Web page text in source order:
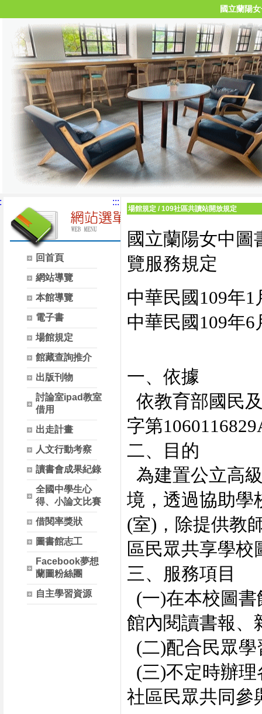
國立蘭陽
回首頁
網站導覽
本館導覽
電子書
場館規定
館藏查詢推介
出版刊物
討論室ipad教室
借用
出走計畫
人文行動考察
讀書會成果紀錄
全國中學生心
得、小論文比賽
借閱率獎狀
圖書館志工
Facebook夢想
蘭圖粉絲團
自主學習資源
:::
場館規定 /109社區共讀站開放規定
國立蘭陽女中
覽服務規定
中華民國109年1
中華民國109年6
一、依據
依教育部國民
字第
二、目的
為建置公立高
境，透過協助學
(室)，除提供教
區民眾共享學
三、服務項目
(一)在本校圖
館內閱讀書報、
(二)配合民眾
(三)不定時辦
社區民眾共同參